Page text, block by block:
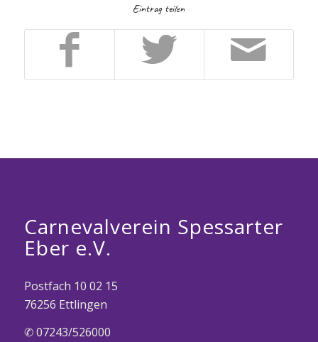
Eintrag teilen
Carnevalverein Spessarter
Eber e.V.
Postfach 10 02 15
76256 Ettlingen
✆ 07243/526000